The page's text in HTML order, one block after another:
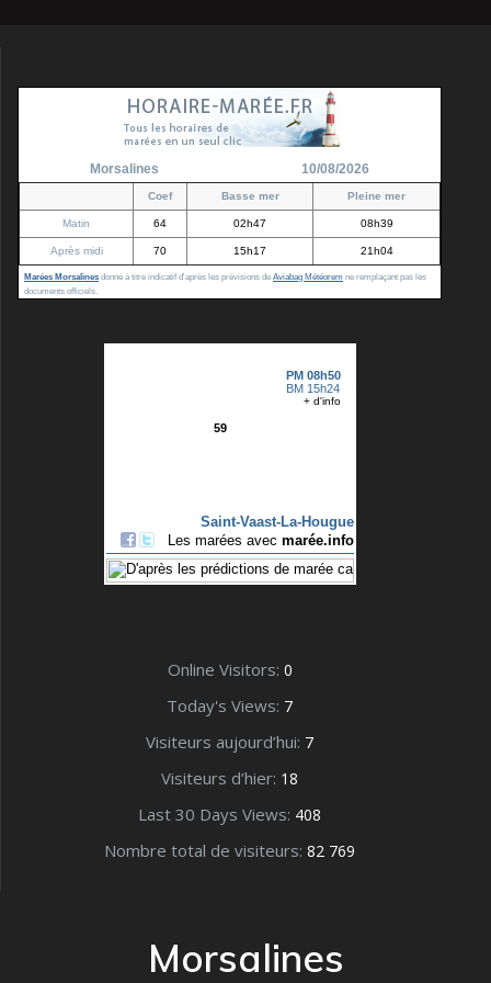
Morsalines 10/08/2026
Coef Basse mer Pleine mer
Matin 64 02h47 08h39
Après midi 70 15h17 21h04
Marées Morsalines donné à titre indicatif d'après les prévisions de Aviabag Météorem ne remplaçant pas les
documents officiels.
Online Visitors: 0
Today's Views: 7
Visiteurs aujourd’hui: 7
Visiteurs d’hier: 18
Last 30 Days Views: 408
Nombre total de visiteurs: 82 769
Morsalines